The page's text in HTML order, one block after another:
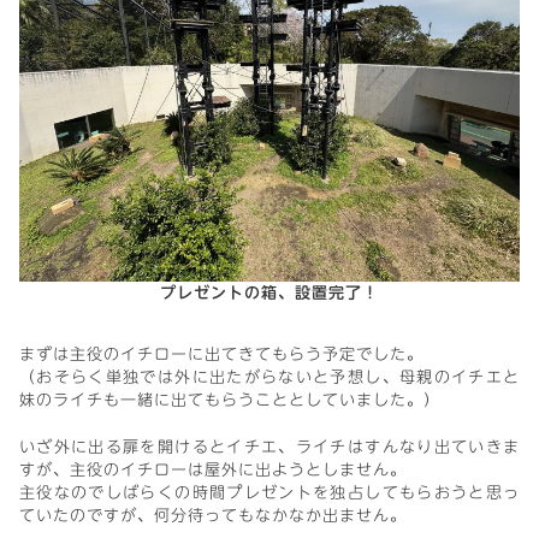
プレゼントの箱、設置完了！
まずは主役のイチローに出てきてもらう予定でした。
（おそらく単独では外に出たがらないと予想し、母親のイチエと
妹のライチも一緒に出てもらうこととしていました。）
いざ外に出る扉を開けるとイチエ、ライチはすんなり出ていきま
すが、主役のイチローは屋外に出ようとしません。
主役なのでしばらくの時間プレゼントを独占してもらおうと思っ
ていたのですが、何分待ってもなかなか出ません。